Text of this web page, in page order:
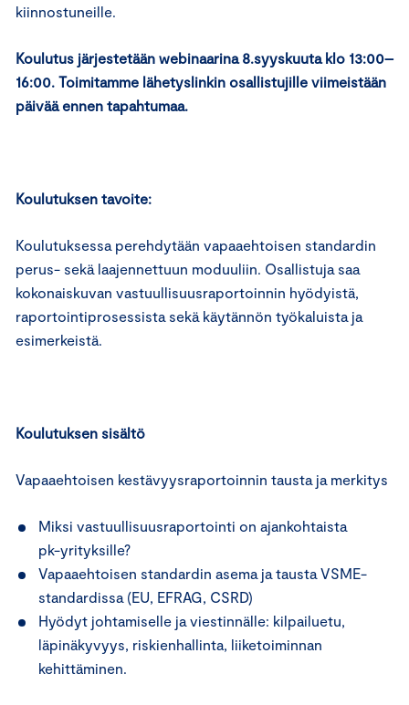
kiinnostuneille.
Koulutus järjestetään webinaarina 8.syyskuuta klo 13:00–
16:00. Toimitamme lähetyslinkin osallistujille viimeistään
päivää ennen tapahtumaa.
Koulutuksen tavoite:
Koulutuksessa perehdytään vapaaehtoisen standardin
perus- sekä laajennettuun moduuliin. Osallistuja saa
kokonaiskuvan vastuullisuusraportoinnin hyödyistä,
raportointiprosessista sekä käytännön työkaluista ja
esimerkeistä.
Koulutuksen sisältö
Vapaaehtoisen kestävyysraportoinnin tausta ja merkitys
Miksi vastuullisuusraportointi on ajankohtaista
pk-yrityksille?
Vapaaehtoisen standardin asema ja tausta VSME-
standardissa (EU, EFRAG, CSRD)
Hyödyt johtamiselle ja viestinnälle: kilpailuetu,
läpinäkyvyys, riskienhallinta, liiketoiminnan
kehittäminen.